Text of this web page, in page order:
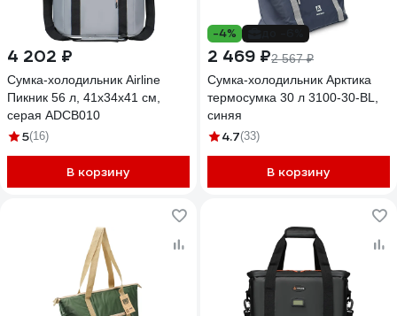
4 202 ₽
Сумка-холодильник Airline
Пикник 56 л, 41х34х41 см,
серая ADCB010
5(16)
В корзину
-4%
2 469 ₽2 567 ₽
Сумка-холодильник Арктика
термосумка 30 л 3100-30-BL,
синяя
4.7(33)
В корзину